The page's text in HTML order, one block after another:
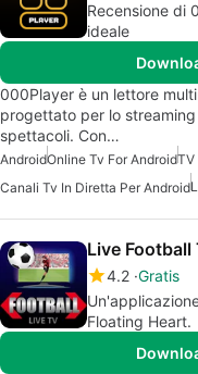
Recensione di
ideale
000Player è un lettore
progettato per lo
spettacoli. Con…
AndroidOnline Tv For AndroidTV
Canali Tv In Diretta Per Android
Live Football
4.2 Gratis
Floating Heart.